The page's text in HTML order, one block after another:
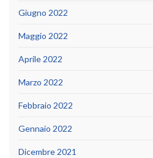
Giugno 2022
Maggio 2022
Aprile 2022
Marzo 2022
Febbraio 2022
Gennaio 2022
Dicembre 2021